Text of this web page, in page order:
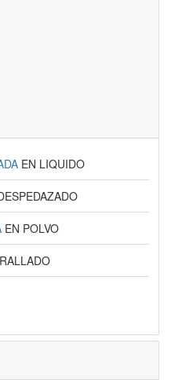
EN LIQUIDO
EN POLVO
RALLADO